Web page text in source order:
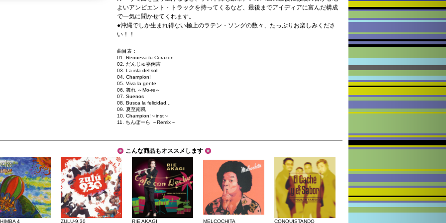
よいアンビエント・トラックを持ってくるなど、最後までアイディアに富んだ構成
で一気に聞かせてくれます。
●沖縄でしか生まれ得ない極上のラテン・ソングの数々、たっぷりお楽しみくださ
い！！
曲目表：
01. Renueva tu Corazon
02. だんじゅ嘉例吉
03. La isla del sol
04. Champion!
05. Viva la gente
06. 舞れ ～Mo-re～
07. Suenos
08. Busca la felicidad...
09. 夏至南風
10. Champion!～inst～
11. ちんぼーら ～Remix～
こんな商品もオススメします
4 ZULU-9.30 RIE AKAGI MELCOCHITA CONQUISTANDO